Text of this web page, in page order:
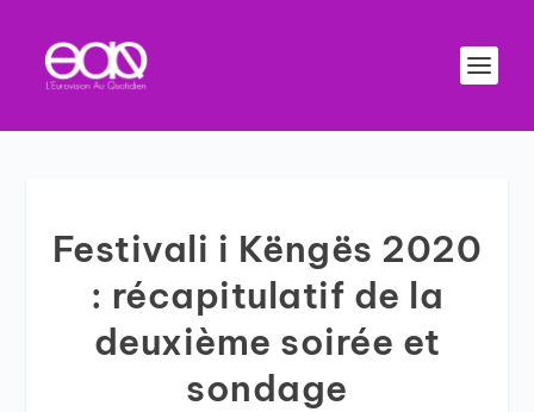
Festivali i Këngës 2020
: récapitulatif de la
deuxième soirée et
sondage